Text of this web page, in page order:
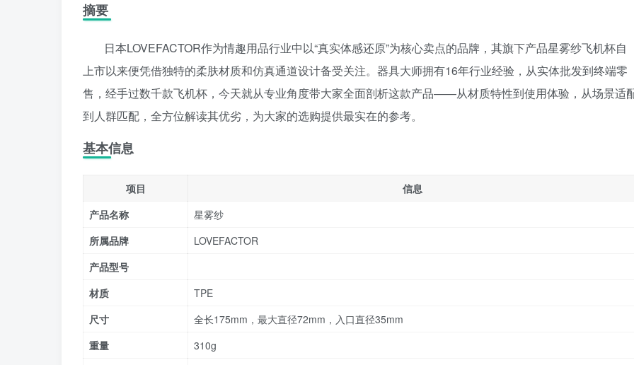
摘要
日本LOVEFACTOR作为情趣用品行业中以“真实体感还原”为核心卖点的品牌，其旗下产品星雾纱飞机杯自
上市以来便凭借独特的柔肤材质和仿真通道设计备受关注。器具大师拥有16年行业经验，从实体批发到终端零
售，经手过数千款飞机杯，今天就从专业角度带大家全面剖析这款产品——从材质特性到使用体验，从场景适
到人群匹配，全方位解读其优劣，为大家的选购提供最实在的参考。
基本信息
项目
信息
产品名称
星雾纱
所属品牌
LOVEFACTOR
产品型号
材质
TPE
尺寸
全长175mm，最大直径72mm，入口直径35mm
重量
310g